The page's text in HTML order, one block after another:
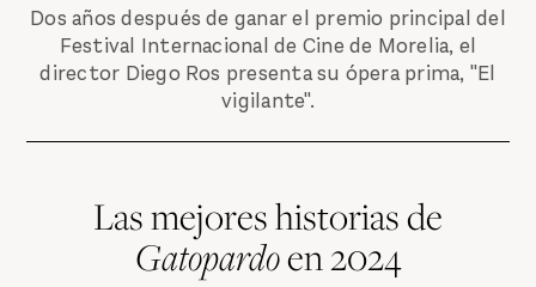
Dos años después de ganar el premio principal del
Festival Internacional de Cine de Morelia, el
director Diego Ros presenta su ópera prima, "El
vigilante".
Las mejores historias de
Gatopardoen 2024